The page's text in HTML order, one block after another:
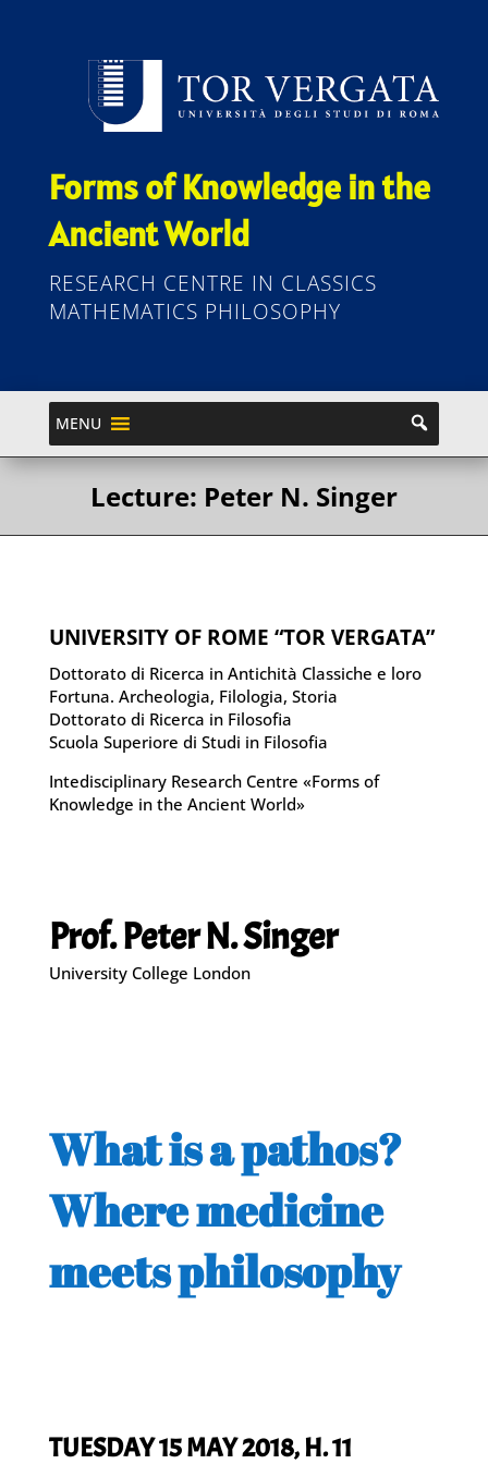
Forms of Knowledge in the
Ancient World
RESEARCH CENTRE IN CLASSICS
MATHEMATICS PHILOSOPHY
MENU
Lecture: Peter N. Singer
UNIVERSITY OF ROME “TOR VERGATA”
Dottorato di Ricerca in Antichità Classiche e loro
Fortuna. Archeologia, Filologia, Storia
Dottorato di Ricerca in Filosofia
Scuola Superiore di Studi in Filosofia
Intedisciplinary Research Centre «Forms of
Knowledge in the Ancient World»
Prof. Peter N. Singer
University College London
What is a pathos?
Where medicine
meets philosophy
TUESDAY 15 MAY 2018, H. 11